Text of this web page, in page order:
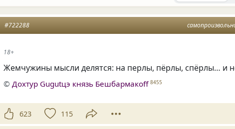
#722288
18+
Жемчужины мысли делятся: на перлы, пёрлы, спёрлы… и
©Дохтур Gugutцэ князь Бешбармакоff 8455
623 115